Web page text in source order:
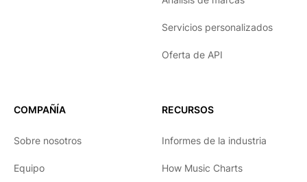
Servicios personalizados
Oferta de API
COMPAÑÍA
Sobre nosotros
Equipo
RECURSOS
Informes de la industria
How Music Charts